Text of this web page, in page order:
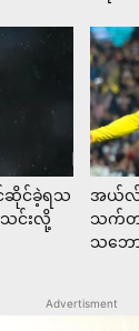
ဆိုင်ခဲ့ရသ
သင်းလို့
အယ်လ်န
သက်တ
သဘေ
Advertisment